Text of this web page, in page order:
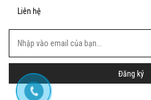
Liên hệ
Đăng ký